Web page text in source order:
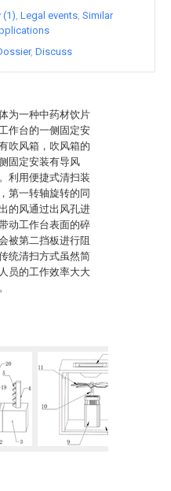
为一种中药材饮片
作台的一侧固定安
吹风箱，吹风箱的
固定安装有导风
利用便捷式清扫装
第一转轴旋转的同
的风通过出风孔进
动工作台表面的碎
被第二挡板进行阻
统清扫方式虽然简
员的工作效率大大
(1) Legal events Similar
Discuss